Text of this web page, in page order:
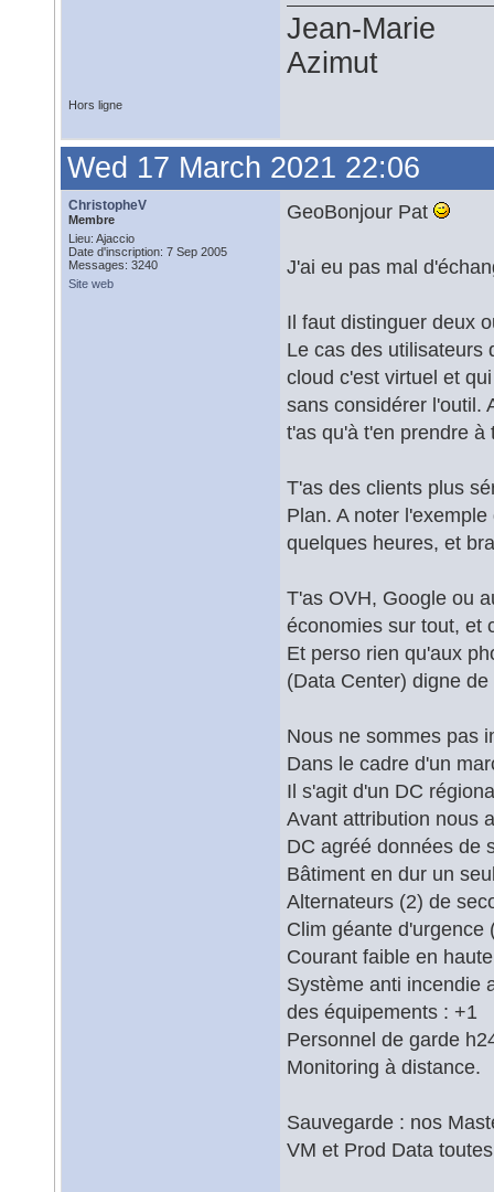
Jean-Marie
Azimut
Hors ligne
Wed 17 March 2021 22:06
ChristopheV
Membre
Lieu: Ajaccio
Date d'inscription: 7 Sep 2005
Messages: 3240
Site web
GeoBonjour Pat
J'ai eu pas mal
Il faut distinguer deux
Le cas des utilisateurs
cloud c'est virtuel et
sans considérer l'outil.
t'as qu'à t'en prendre à
T'as des clients plus
Plan. A noter
quelques heures, et
T'as OVH, Google ou
économies sur tout, et
Et perso rien qu'aux
(Data Center) digne
Nous ne sommes pas
Dans le cadre d'un
Il s'agit d'un DC
Avant attribution nous
DC agréé données de
Bâtiment en dur un
Alternateurs (2) de
Clim géante d'urgence
Courant faible en
Système anti incendie
des équipements : +1
Personnel de garde
Monitoring à distance.
Sauvegarde : nos
VM et Prod Data